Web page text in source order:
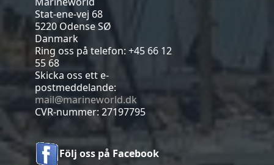
Stat-ene-vej 68
5220 Odense SØ
Danmark
Ring oss på telefon: +45 66 12
55 68
Skicka oss ett e-
postmeddelande:
mail@marineworld.dk
CVR-nummer: 27197795
Följ oss på Facebook